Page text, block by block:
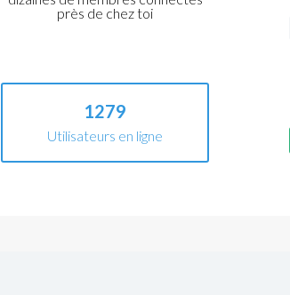
près de chez toi
1279
Utilisateurs en ligne